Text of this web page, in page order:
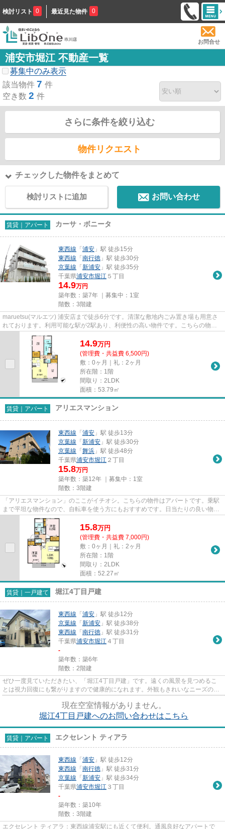
検討リスト 0 最近見た物件 0
お問合せ
浦安市堀江 不動産一覧
募集中のみ表示
該当物件 7 件
空き数 2 件
さらに条件を絞り込む
物件リクエスト
チェックした物件をまとめて
検討リストに追加 お問い合わせ
賃貸｜アパート カーサ・ボニータ
東西線 「 浦安 」駅 徒歩15分
東西線 「 南行徳 」駅 徒歩30分
京葉線 「 新浦安 」駅 徒歩35分
千葉県浦安市堀江 ５丁目
14.9万円
築年数：築7年 ｜募集中： 1室
階数：3階建
maruetsu(マルエツ) 浦安店まで徒歩6分です。清潔な敷地内ごみ置き場も用意さ
れております。利用可能な駅が2駅あり、利便性の高い物件です。こちらの物件
はアパートです。当社スタッフ...
14.9万円
(管理費・共益費 6,500円)
敷：0ヶ月｜礼：2ヶ月
所在階：1階
間取り：2LDK
面積：53.79㎡
賃貸｜アパート アリエスマンション
東西線 「 浦安 」駅 徒歩13分
京葉線 「 新浦安 」駅 徒歩30分
京葉線 「 舞浜 」駅 徒歩48分
千葉県浦安市堀江 ２丁目
15.8万円
築年数：築12年 ｜募集中： 1室
階数：3階建
「アリエスマンション」のここがイチオシ。こちらの物件はアパートです。乗駅
まで平坦な物件なので、自転車を使う方にもおすすめです。日当たりの良い物件
です。できるだけ早めに不動...
15.8万円
(管理費・共益費 7,000円)
敷：0ヶ月｜礼：2ヶ月
所在階：1階
間取り：2LDK
面積：52.27㎡
賃貸｜一戸建て 堀江4丁目戸建
東西線 「 浦安 」駅 徒歩12分
京葉線 「 新浦安 」駅 徒歩38分
東西線 「 南行徳 」駅 徒歩31分
千葉県浦安市堀江 ４丁目
-
築年数：築6年
階数：2階建
ぜひ一度見ていただきたい、「堀江4丁目戸建」です。遠くの風景を見つめるこ
とは視力回復にも繋がりますので健康的になれます。外観もきれいなニーズの高
現在空室情報がありません。
堀江4丁目戸建へのお問い合わせはこちら
賃貸｜アパート エクセレント ティアラ
東西線 「 浦安 」駅 徒歩12分
東西線 「 南行徳 」駅 徒歩31分
京葉線 「 新浦安 」駅 徒歩34分
千葉県浦安市堀江 ３丁目
-
築年数：築10年
階数：3階建
エクセレント ティアラ：東西線浦安駅にも近くて便利。通風良好なアパートで